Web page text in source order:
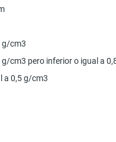
g/cm3
g/cm3 pero inferior o igual a
a 0,5 g/cm3